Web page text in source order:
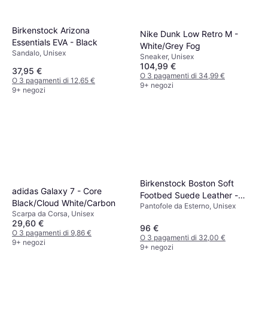
Birkenstock Arizona
Essentials EVA - Black
Sandalo, Unisex
37,95 €
O 3 pagamenti di 12,65 €
9+ negozi
Nike Dunk Low Retro M -
White/Grey Fog
Sneaker, Unisex
104,99 €
O 3 pagamenti di 34,99 €
9+ negozi
adidas Galaxy 7 - Core
Black/Cloud White/Carbon
Scarpa da Corsa, Unisex
29,60 €
O 3 pagamenti di 9,86 €
9+ negozi
Birkenstock Boston Soft
Footbed Suede Leather -
Taupe
Pantofole da Esterno, Unisex
96 €
O 3 pagamenti di 32,00 €
9+ negozi